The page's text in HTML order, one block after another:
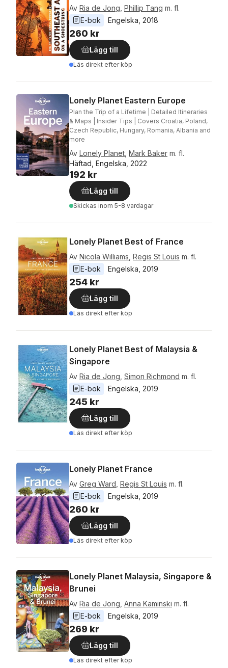
Av Ria de Jong Phillip Tang m. fl.
E-bok
Engelska 2018
260 kr
Lägg till
Läs direkt efter köp
Lonely Planet Eastern Europe
Plan the Trip of a Lifetime | Detailed Itineraries
& Maps | Insider Tips | Covers Croatia, Poland,
Czech Republic, Hungary, Romania, Albania and
more
Av Lonely Planet Mark Baker m. fl.
Häftad, Engelska, 2022
192 kr
Lägg till
Skickas inom 5-8 vardagar
Lonely Planet Best of France
Av Nicola Williams Regis St Louis m. fl.
E-bok
Engelska 2019
254 kr
Lägg till
Läs direkt efter köp
Lonely Planet Best of Malaysia &
Singapore
Av Ria de Jong Simon Richmond m. fl.
E-bok
Engelska 2019
245 kr
Lägg till
Läs direkt efter köp
Lonely Planet France
Av Greg Ward Regis St Louis m. fl.
E-bok
Engelska 2019
260 kr
Lägg till
Läs direkt efter köp
Lonely Planet Malaysia, Singapore &
Brunei
Av Ria de Jong Anna Kaminski m. fl.
E-bok
Engelska 2019
269 kr
Lägg till
Läs direkt efter köp